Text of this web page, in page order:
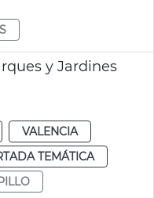
y Jardines
VALENCIA
TEMÁTICA